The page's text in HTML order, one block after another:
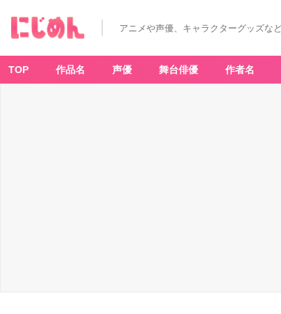
アニメや声優、キャラクターグッズな
TOP 作品名 声優 舞台俳優 作者名